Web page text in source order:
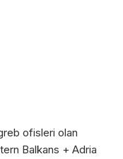
ofisleri olan
Balkans + Adria